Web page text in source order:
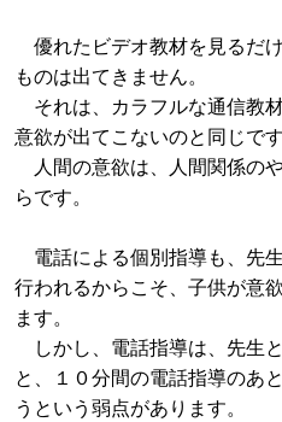
優れたビデオ教材を見るだ
ものは出てきません。
それは、カラフルな通信教
意欲が出てこないのと同じです
人間の意欲は、人間関係の
らです。
電話による個別指導も、先
行われるからこそ、子供が意
ます。
しかし、電話指導は、先生
と、１０分間の電話指導のあ
うという弱点があります。